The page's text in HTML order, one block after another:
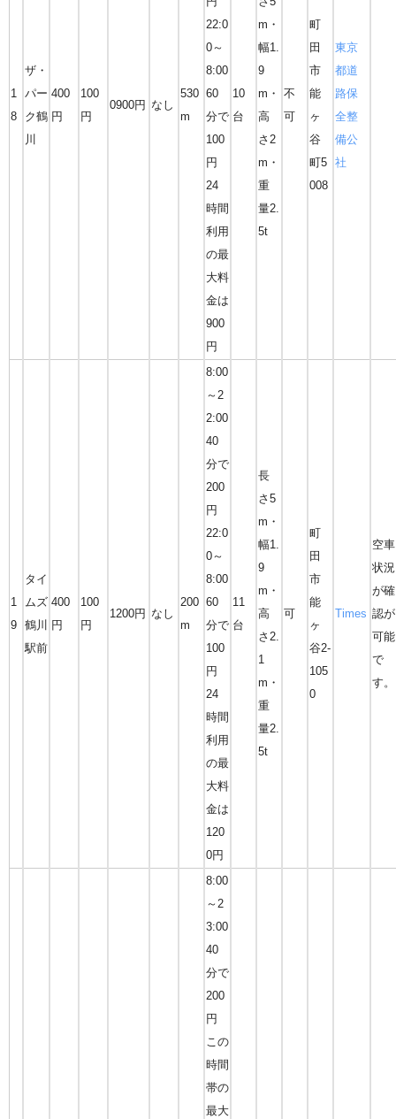
1
8
ザ・
パー
ク鶴
川
400
円
100
円
0900円 なし
530
m
22:0
0～
8:00
60
分で
100
円
24
時間
利用
の最
大料
金は
900
円
10
台
m・
幅1.
9
m・
高
さ2
m・
重
量2.
5t
不
可
町
田
市
能
ヶ
谷
町5
008
東京
都道
路保
全整
備公
社
1
9
タイ
ムズ
鶴川
駅前
400
円
100
円
1200円 なし
200
m
8:00
～2
2:00
40
分で
200
円
22:0
0～
8:00
60
分で
100
円
24
時間
利用
の最
大料
金は
120
0円
11
台
長
さ5
m・
幅1.
9
m・
高
さ2.
1
m・
重
量2.
5t
可
町
田
市
能
ヶ
谷2-
105
0
Times
空車
状況
が確
認が
可能
で
す。
8:00
～2
3:00
40
分で
200
円
この
時間
帯の
最大